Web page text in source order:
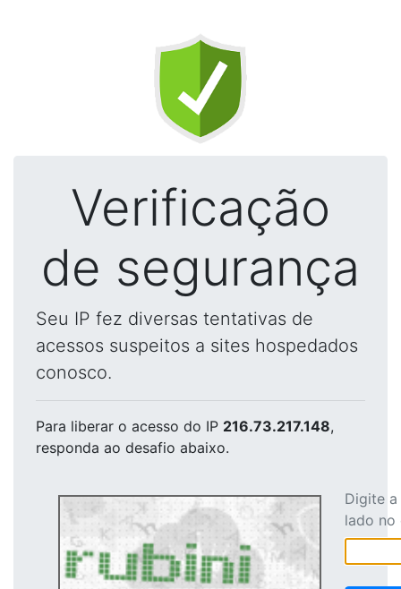
Verificação
de segurança
Seu IP fez diversas tentativas de
acessos suspeitos a sites hospedados
conosco.
Para liberar o acesso do IP 216.73.217.148,
responda ao desafio abaixo.
Digite
lado no